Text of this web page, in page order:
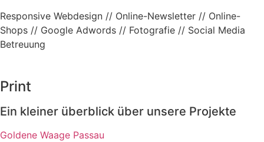
Responsive Webdesign // Online-Newsletter // Online-
Shops // Google Adwords // Fotografie // Social Media
Betreuung
Print
Ein kleiner überblick über unsere Projekte
Goldene Waage Passau